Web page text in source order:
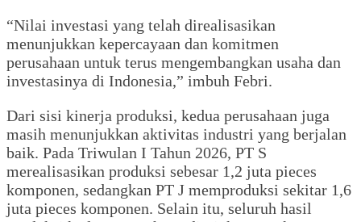
“Nilai investasi yang telah direalisasikan
menunjukkan kepercayaan dan komitmen
perusahaan untuk terus mengembangkan usaha dan
investasinya di Indonesia,” imbuh Febri.
Dari sisi kinerja produksi, kedua perusahaan juga
masih menunjukkan aktivitas industri yang berjalan
baik. Pada Triwulan I Tahun 2026, PT S
merealisasikan produksi sebesar 1,2 juta pieces
komponen, sedangkan PT J memproduksi sekitar 1,6
juta pieces komponen. Selain itu, seluruh hasil